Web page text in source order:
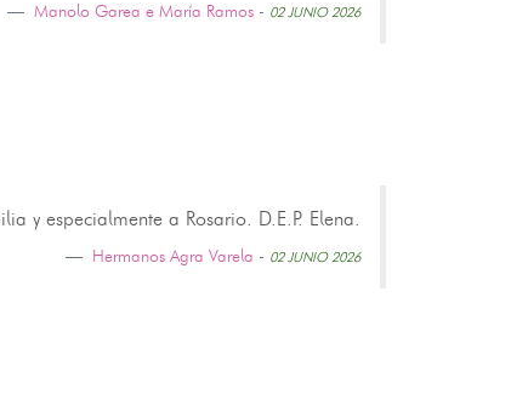
Manolo Garea e María Ramos - 02 JUNIO 2026
y especialmente a Rosario. D.E.P. Elena.
Hermanos Agra Varela - 02 JUNIO 2026